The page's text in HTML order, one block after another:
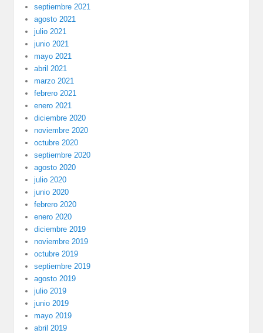
septiembre 2021
agosto 2021
julio 2021
junio 2021
mayo 2021
abril 2021
marzo 2021
febrero 2021
enero 2021
diciembre 2020
noviembre 2020
octubre 2020
septiembre 2020
agosto 2020
julio 2020
junio 2020
febrero 2020
enero 2020
diciembre 2019
noviembre 2019
octubre 2019
septiembre 2019
agosto 2019
julio 2019
junio 2019
mayo 2019
abril 2019